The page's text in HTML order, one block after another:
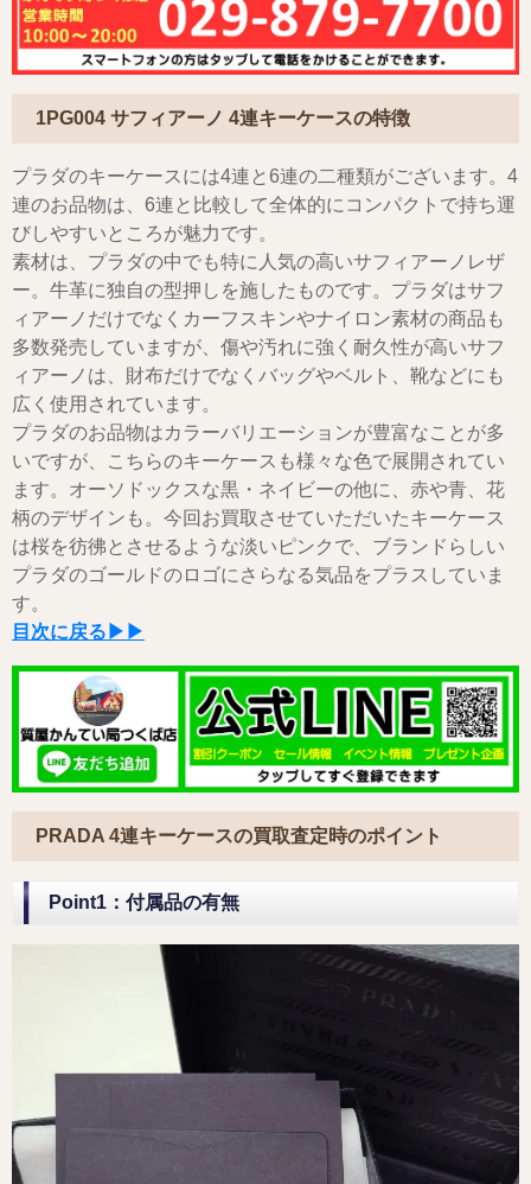
1PG004 サフィアーノ 4連キーケースの特徴
プラダのキーケースには4連と6連の二種類がございます。4
連のお品物は、6連と比較して全体的にコンパクトで持ち運
びしやすいところが魅力です。
素材は、プラダの中でも特に人気の高いサフィアーノレザ
ー。牛革に独自の型押しを施したものです。プラダはサフ
ィアーノだけでなくカーフスキンやナイロン素材の商品も
多数発売していますが、傷や汚れに強く耐久性が高いサフ
ィアーノは、財布だけでなくバッグやベルト、靴などにも
広く使用されています。
プラダのお品物はカラーバリエーションが豊富なことが多
いですが、こちらのキーケースも様々な色で展開されてい
ます。オーソドックスな黒・ネイビーの他に、赤や青、花
柄のデザインも。今回お買取させていただいたキーケース
は桜を彷彿とさせるような淡いピンクで、ブランドらしい
プラダのゴールドのロゴにさらなる気品をプラスしていま
す。
目次に戻る▶▶
PRADA 4連キーケースの買取査定時のポイント
Point1：付属品の有無